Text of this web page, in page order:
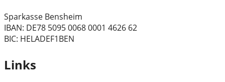
Sparkasse Bensheim
IBAN: DE78 5095 0068 0001 4626 62
BIC: HELADEF1BEN
Links